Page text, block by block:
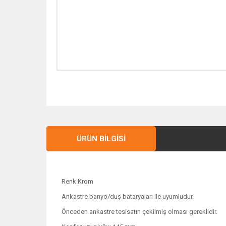
ÜRÜN BILGISI
Renk:Krom
Ankastre banyo/duş bataryaları ile uyumludur.
Önceden ankastre tesisatın çekilmiş olması gereklidir.